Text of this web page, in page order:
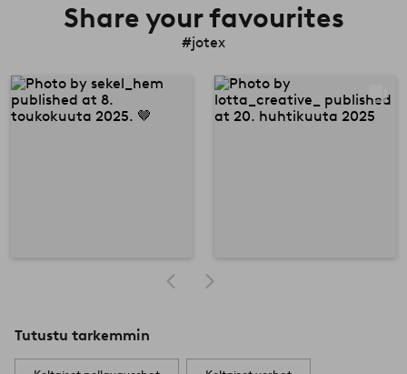
Share your favourites
#jotex
Tutustu tarkemmin